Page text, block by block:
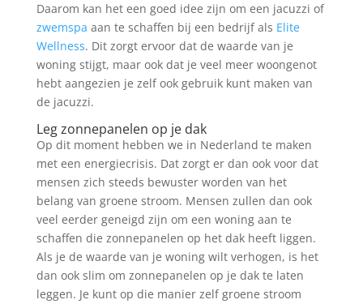
Daarom kan het een goed idee zijn om een jacuzzi of
zwemspa aan te schaffen bij een bedrijf als Elite
Wellness. Dit zorgt ervoor dat de waarde van je
woning stijgt, maar ook dat je veel meer woongenot
hebt aangezien je zelf ook gebruik kunt maken van
de jacuzzi.
Leg zonnepanelen op je dak
Op dit moment hebben we in Nederland te maken
met een energiecrisis. Dat zorgt er dan ook voor dat
mensen zich steeds bewuster worden van het
belang van groene stroom. Mensen zullen dan ook
veel eerder geneigd zijn om een woning aan te
schaffen die zonnepanelen op het dak heeft liggen.
Als je de waarde van je woning wilt verhogen, is het
dan ook slim om zonnepanelen op je dak te laten
leggen. Je kunt op die manier zelf groene stroom